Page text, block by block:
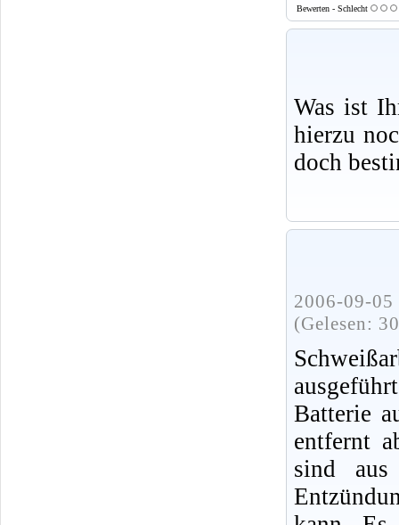
Bewerten - Schlecht
Was ist
hierzu
doch
2006-09-
(Gelesen:
Batterie
entfernt
sind